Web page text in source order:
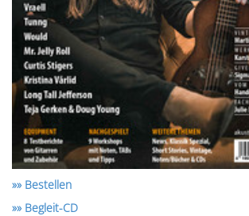
»» Bestellen
»» Begleit-CD